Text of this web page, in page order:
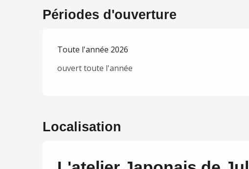
Périodes d'ouverture
Toute l'année 2026
ouvert toute l'année
Localisation